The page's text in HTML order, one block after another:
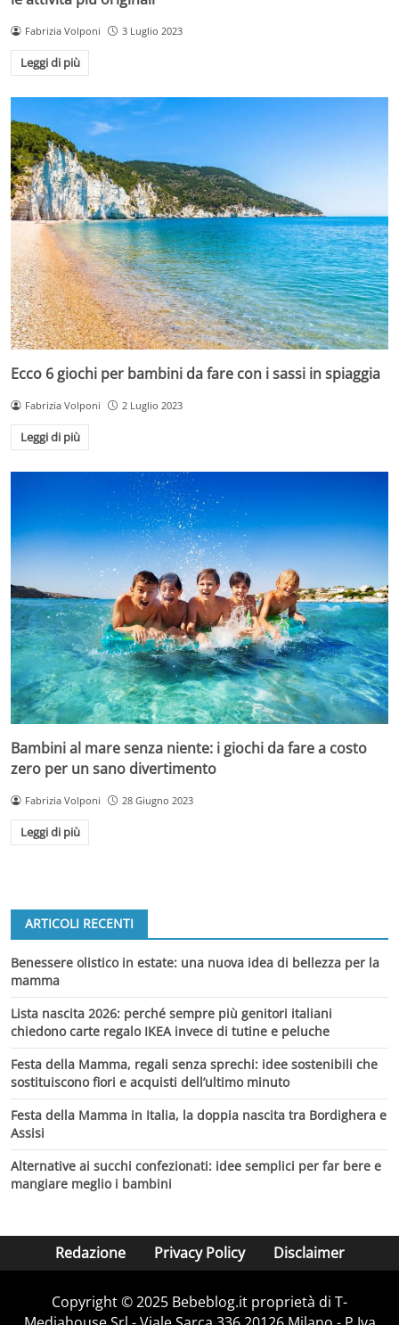
Fabrizia Volponi 3 Luglio 2023
Leggi di più
Ecco 6 giochi per bambini da fare con i sassi in spiaggia
Fabrizia Volponi 2 Luglio 2023
Leggi di più
Bambini al mare senza niente: i giochi da fare a costo
zero per un sano divertimento
Fabrizia Volponi 28 Giugno 2023
Leggi di più
ARTICOLI RECENTI
Benessere olistico in estate: una nuova idea di bellezza per la
mamma
Lista nascita 2026: perché sempre più genitori italiani
chiedono carte regalo IKEA invece di tutine e peluche
Festa della Mamma, regali senza sprechi: idee sostenibili che
sostituiscono fiori e acquisti dell’ultimo minuto
Festa della Mamma in Italia, la doppia nascita tra Bordighera e
Assisi
Alternative ai succhi confezionati: idee semplici per far bere e
mangiare meglio i bambini
Redazione Privacy Policy Disclaimer
Copyright © 2025 Bebeblog.it proprietà di T-